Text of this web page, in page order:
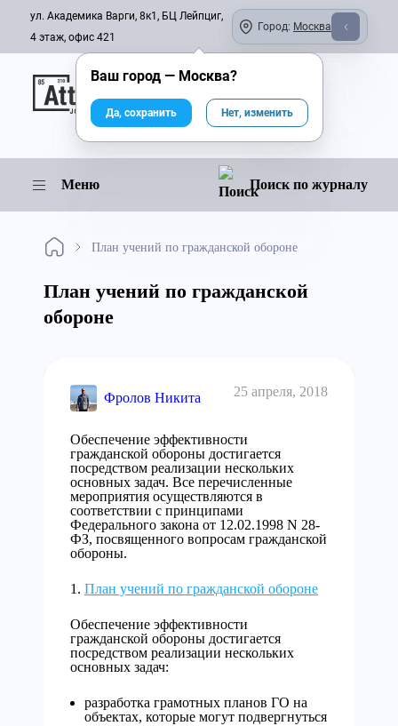
ул. Академика Варги, 8к1, БЦ Лейпциг,
4 этаж, офис 421
Город: Москва
Онлайн-журнал
Меню Поиск по журналу
План учений по гражданской обороне
План учений по гражданской
обороне
Фролов Никита 25 апреля, 2018
Обеспечение эффективности
гражданской обороны достигается
посредством реализации нескольких
основных задач. Все перечисленные
мероприятия осуществляются в
соответствии с принципами
Федерального закона от 12.02.1998 N 28-
ФЗ, посвященного вопросам гражданской
обороны.
План учений по гражданской обороне
Обеспечение эффективности
гражданской обороны достигается
посредством реализации нескольких
основных задач:
разработка грамотных планов ГО на
объектах, которые могут подвергнуться
Ваш город — Москва?
Да, сохранить Нет, изменить